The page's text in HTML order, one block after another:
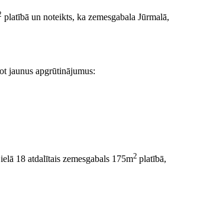
platībā un noteikts, ka zemesgabala Jūrmalā,
jaunus apgrūtinājumus:
18 atdalītais zemesgabals 175m2 platībā,